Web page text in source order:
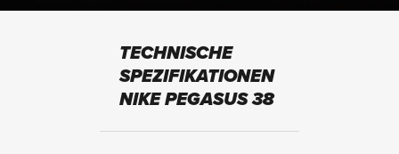
TECHNISCHE
SPEZIFIKATIONEN
NIKE PEGASUS 38